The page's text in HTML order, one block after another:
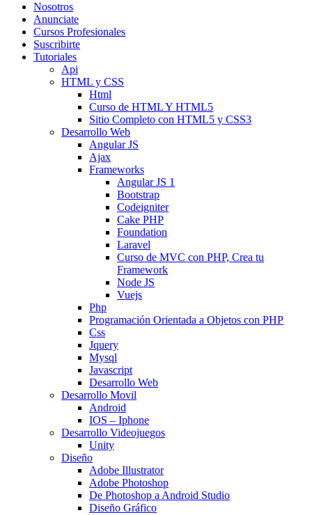
Nosotros
Anunciate
Cursos Profesionales
Suscribirte
Tutoriales
Api
HTML y CSS
Html
Curso de HTML Y HTML5
Sitio Completo con HTML5 y CSS3
Desarrollo Web
Angular JS
Ajax
Frameworks
Angular JS 1
Bootstrap
Codeigniter
Cake PHP
Foundation
Laravel
Curso de MVC con PHP, Crea tu
Framework
Node JS
Vuejs
Php
Programación Orientada a Objetos con PHP
Css
Jquery
Mysql
Javascript
Desarrollo Web
Desarrollo Movil
Android
IOS – Iphone
Desarrollo Videojuegos
Unity
Diseño
Adobe Illustrator
Adobe Photoshop
De Photoshop a Android Studio
Diseño Gráfico